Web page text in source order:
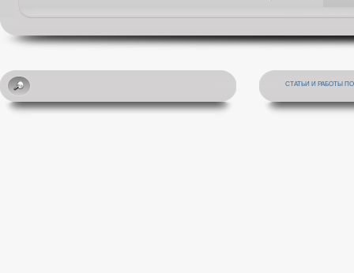
СТАТЬИ И РАБОТЫ